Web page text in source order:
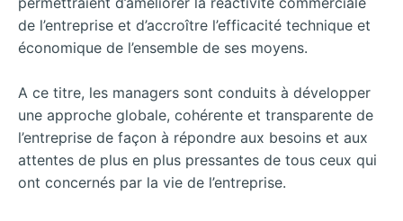
de l’entreprise et d’accroître l’efficacité technique et
économique de l’ensemble de ses moyens.
A ce titre, les managers sont conduits à développer
une approche globale, cohérente et transparente de
l’entreprise de façon à répondre aux besoins et aux
attentes de plus en plus pressantes de tous ceux qui
ont concernés par la vie de l’entreprise.